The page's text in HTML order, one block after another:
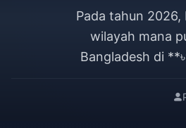
Pada tahun
wilayah mana
Bangladesh di
(~$1,08),